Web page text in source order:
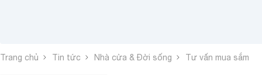
Trang chủ Tin tức Nhà cửa & Đời sống Tư vấn mua sắm